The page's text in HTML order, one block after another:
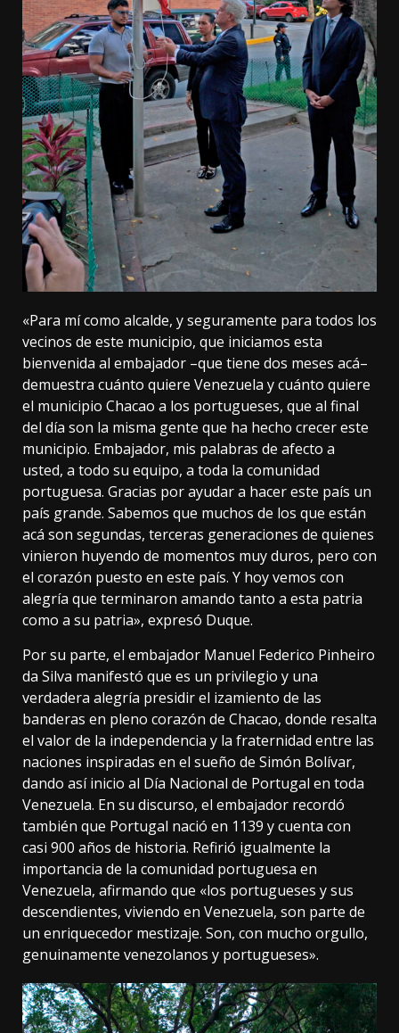
«Para mí como alcalde, y seguramente para todos los
vecinos de este municipio, que iniciamos esta
bienvenida al embajador –que tiene dos meses acá–
demuestra cuánto quiere Venezuela y cuánto quiere
el municipio Chacao a los portugueses, que al final
del día son la misma gente que ha hecho crecer este
municipio. Embajador, mis palabras de afecto a
usted, a todo su equipo, a toda la comunidad
portuguesa. Gracias por ayudar a hacer este país un
país grande. Sabemos que muchos de los que están
acá son segundas, terceras generaciones de quienes
vinieron huyendo de momentos muy duros, pero con
el corazón puesto en este país. Y hoy vemos con
alegría que terminaron amando tanto a esta patria
como a su patria», expresó Duque.
Por su parte, el embajador Manuel Federico Pinheiro
da Silva manifestó que es un privilegio y una
verdadera alegría presidir el izamiento de las
banderas en pleno corazón de Chacao, donde resalta
el valor de la independencia y la fraternidad entre las
naciones inspiradas en el sueño de Simón Bolívar,
dando así inicio al Día Nacional de Portugal en toda
Venezuela. En su discurso, el embajador recordó
también que Portugal nació en 1139 y cuenta con
casi 900 años de historia. Refirió igualmente la
importancia de la comunidad portuguesa en
Venezuela, afirmando que «los portugueses y sus
descendientes, viviendo en Venezuela, son parte de
un enriquecedor mestizaje. Son, con mucho orgullo,
genuinamente venezolanos y portugueses».